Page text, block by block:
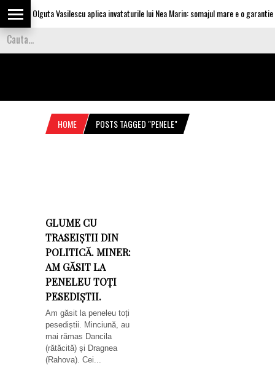
Olguta Vasilescu aplica invataturile lui Nea Marin: somajul mare e o garantie
HOME POSTS TAGGED "PENELE"
GLUME CU
TRASEIȘTII DIN
POLITICĂ. MINER:
AM GĂSIT LA
PENELEU TOȚI
PESEDIȘTII.
Am găsit la peneleu toți
pesediștii. Minciună, au
mai rămas Dancila
(rătăcită) și Dragnea
(Rahova). Cei...